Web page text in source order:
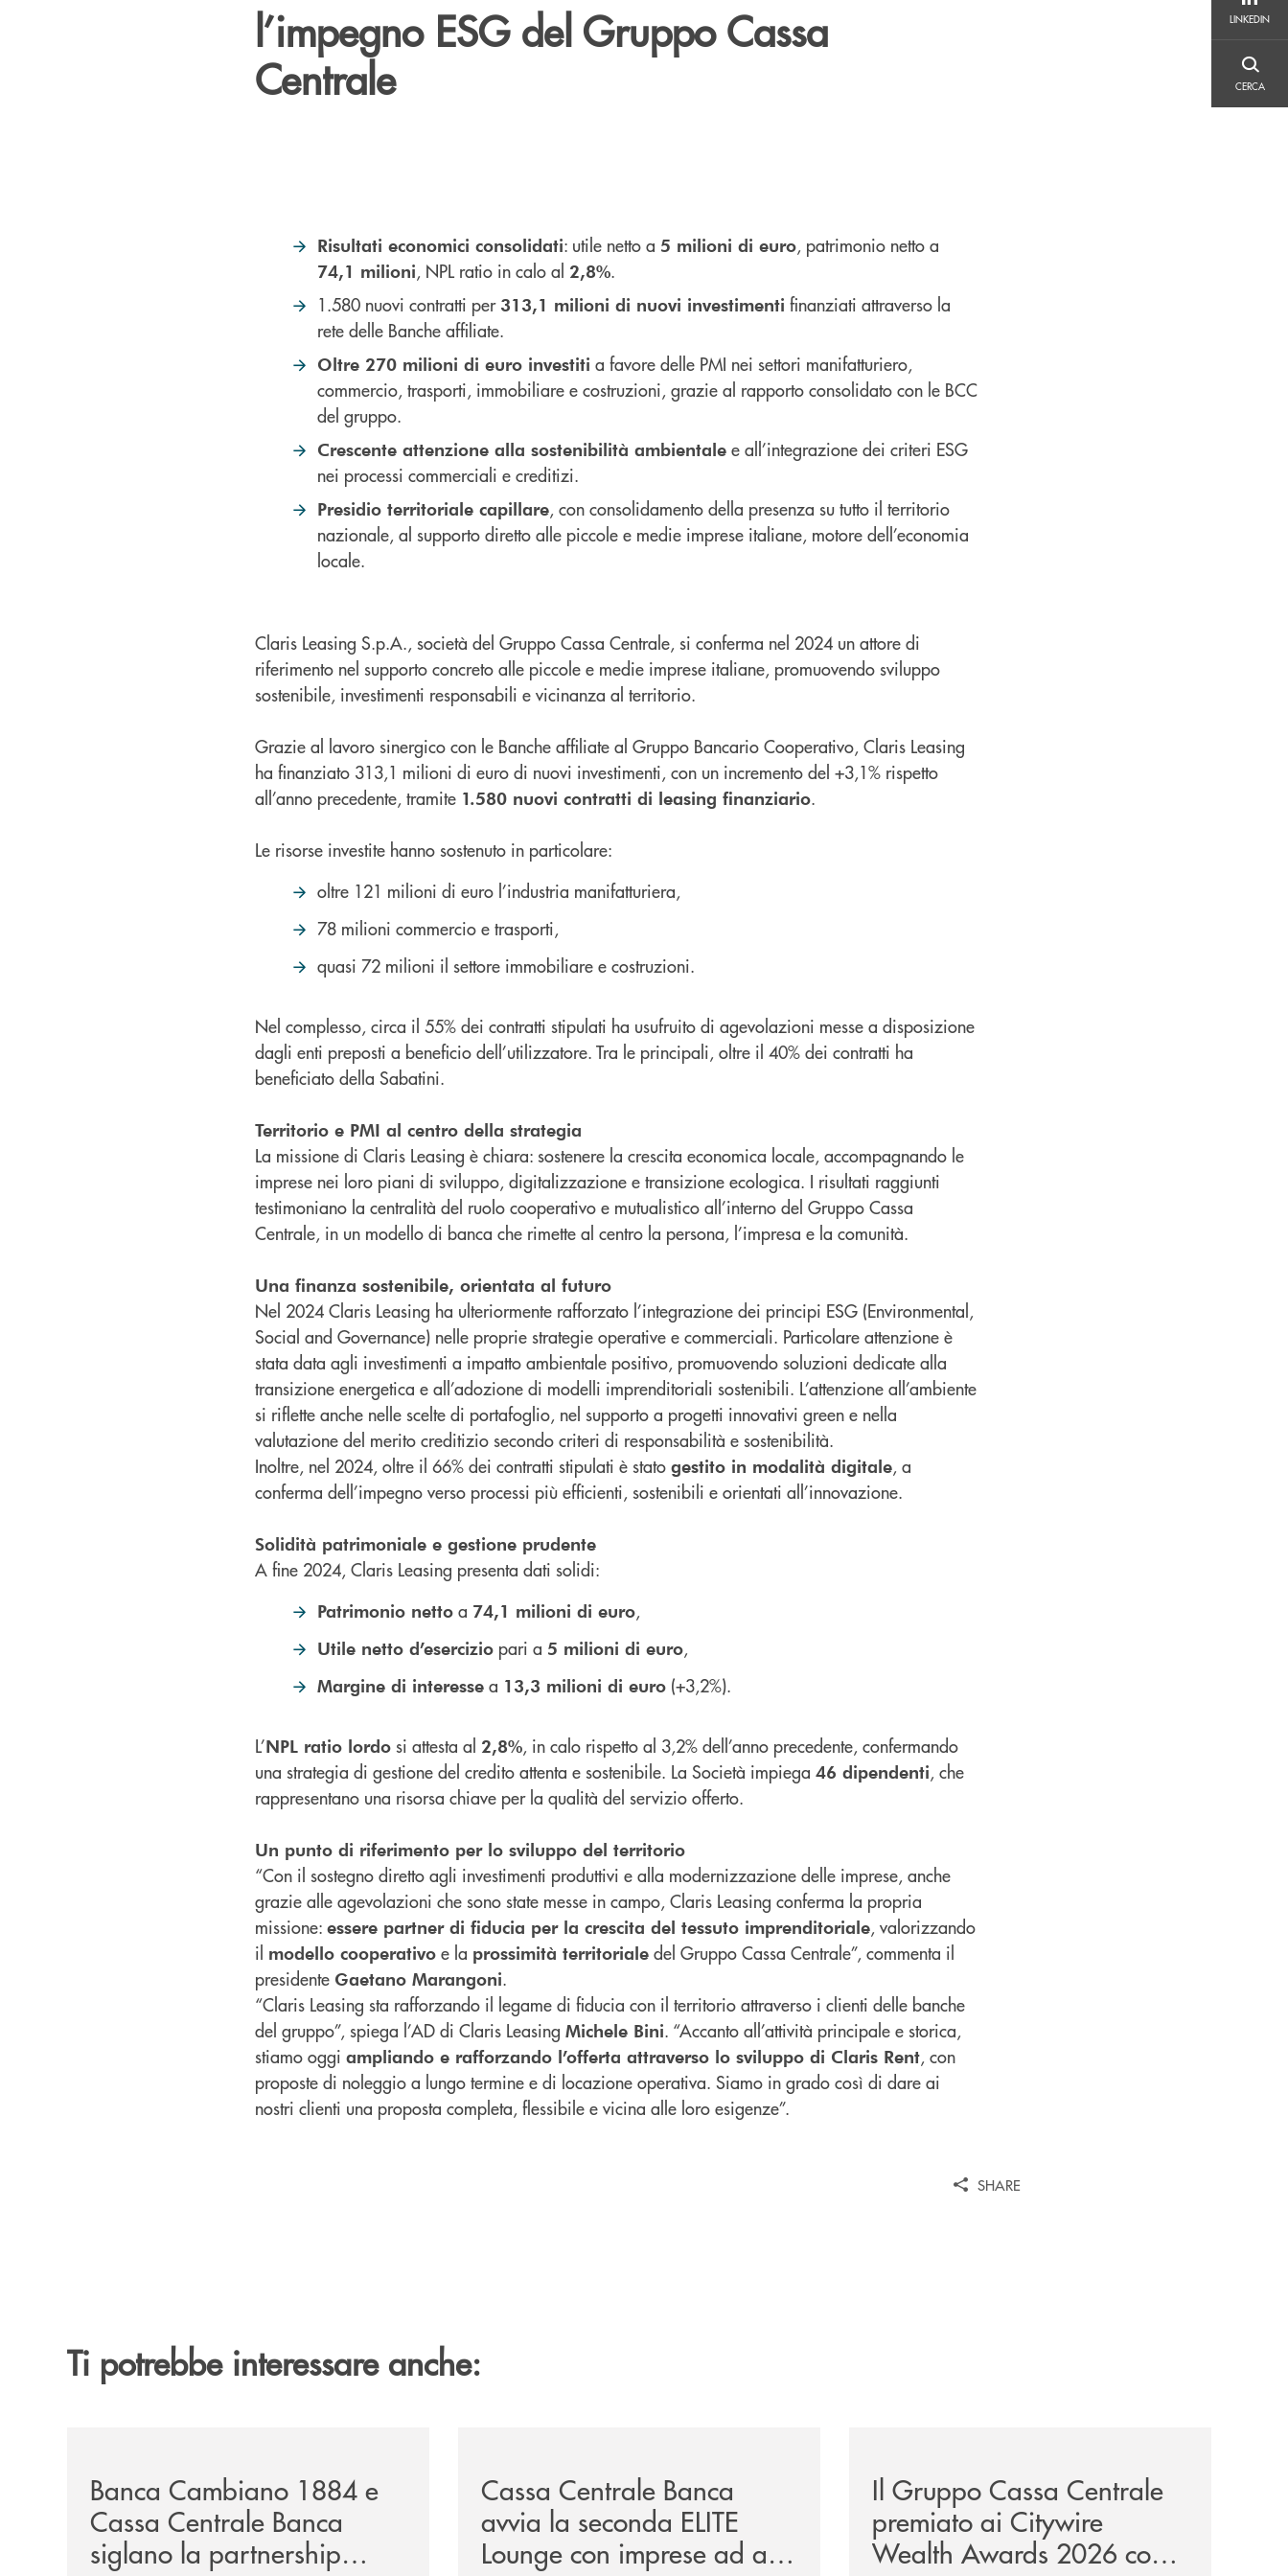
LINKEDIN
CERCA
l’impegno ESG del Gruppo Cassa
Centrale
Risultati economici consolidati: utile netto a 5 milioni di euro, patrimonio netto a
74,1 milioni, NPL ratio in calo al 2,8%.
1.580 nuovi contratti per 313,1 milioni di nuovi investimenti finanziati attraverso la
rete delle Banche affiliate.
Oltre 270 milioni di euro investiti a favore delle PMI nei settori manifatturiero,
commercio, trasporti, immobiliare e costruzioni, grazie al rapporto consolidato con le BCC
del gruppo.
Crescente attenzione alla sostenibilità ambientale e all’integrazione dei criteri ESG
nei processi commerciali e creditizi.
Presidio territoriale capillare, con consolidamento della presenza su tutto il territorio
nazionale, al supporto diretto alle piccole e medie imprese italiane, motore dell’economia
locale.
Claris Leasing S.p.A., società del Gruppo Cassa Centrale, si conferma nel 2024 un attore di
riferimento nel supporto concreto alle piccole e medie imprese italiane, promuovendo sviluppo
sostenibile, investimenti responsabili e vicinanza al territorio.
Grazie al lavoro sinergico con le Banche affiliate al Gruppo Bancario Cooperativo, Claris Leasing
ha finanziato 313,1 milioni di euro di nuovi investimenti, con un incremento del +3,1% rispetto
all’anno precedente, tramite 1.580 nuovi contratti di leasing finanziario.
Le risorse investite hanno sostenuto in particolare:
oltre 121 milioni di euro l’industria manifatturiera,
78 milioni commercio e trasporti,
quasi 72 milioni il settore immobiliare e costruzioni.
Nel complesso, circa il 55% dei contratti stipulati ha usufruito di agevolazioni messe a disposizione
dagli enti preposti a beneficio dell’utilizzatore. Tra le principali, oltre il 40% dei contratti ha
beneficiato della Sabatini.
Territorio e PMI al centro della strategia
La missione di Claris Leasing è chiara: sostenere la crescita economica locale, accompagnando le
imprese nei loro piani di sviluppo, digitalizzazione e transizione ecologica. I risultati raggiunti
testimoniano la centralità del ruolo cooperativo e mutualistico all’interno del Gruppo Cassa
Centrale, in un modello di banca che rimette al centro la persona, l’impresa e la comunità.
Una finanza sostenibile, orientata al futuro
Nel 2024 Claris Leasing ha ulteriormente rafforzato l’integrazione dei principi ESG (Environmental,
Social and Governance) nelle proprie strategie operative e commerciali. Particolare attenzione è
stata data agli investimenti a impatto ambientale positivo, promuovendo soluzioni dedicate alla
transizione energetica e all’adozione di modelli imprenditoriali sostenibili. L’attenzione all’ambiente
si riflette anche nelle scelte di portafoglio, nel supporto a progetti innovativi green e nella
valutazione del merito creditizio secondo criteri di responsabilità e sostenibilità.
Inoltre, nel 2024, oltre il 66% dei contratti stipulati è stato gestito in modalità digitale, a
conferma dell’impegno verso processi più efficienti, sostenibili e orientati all’innovazione.
Solidità patrimoniale e gestione prudente
A fine 2024, Claris Leasing presenta dati solidi:
Patrimonio netto a 74,1 milioni di euro,
Utile netto d’esercizio pari a 5 milioni di euro,
Margine di interesse a 13,3 milioni di euro (+3,2%).
L’NPL ratio lordo si attesta al 2,8%, in calo rispetto al 3,2% dell’anno precedente, confermando
una strategia di gestione del credito attenta e sostenibile. La Società impiega 46 dipendenti, che
rappresentano una risorsa chiave per la qualità del servizio offerto.
Un punto di riferimento per lo sviluppo del territorio
“Con il sostegno diretto agli investimenti produttivi e alla modernizzazione delle imprese, anche
grazie alle agevolazioni che sono state messe in campo, Claris Leasing conferma la propria
missione: essere partner di fiducia per la crescita del tessuto imprenditoriale, valorizzando
il modello cooperativo e la prossimità territoriale del Gruppo Cassa Centrale”, commenta il
presidente Gaetano Marangoni.
“Claris Leasing sta rafforzando il legame di fiducia con il territorio attraverso i clienti delle banche
del gruppo”, spiega l’AD di Claris Leasing Michele Bini. “Accanto all’attività principale e storica,
stiamo oggi ampliando e rafforzando l’offerta attraverso lo sviluppo di Claris Rent, con
proposte di noleggio a lungo termine e di locazione operativa. Siamo in grado così di dare ai
nostri clienti una proposta completa, flessibile e vicina alle loro esigenze”.
SHARE
Ti potrebbe interessare anche:
Banca Cambiano 1884 e
Cassa Centrale Banca
siglano la partnership
Cassa Centrale Banca
avvia la seconda ELITE
Lounge con imprese ad alto
Il Gruppo Cassa Centrale
premiato ai Citywire
Wealth Awards 2026 come